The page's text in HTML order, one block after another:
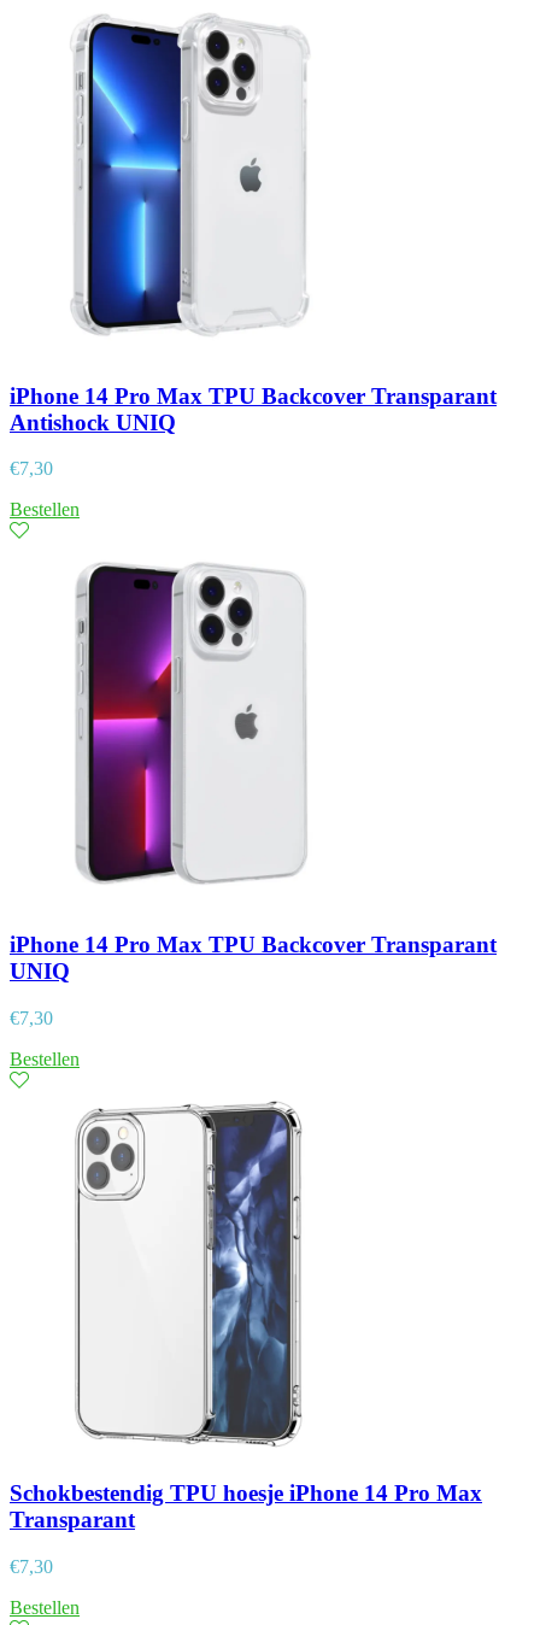
iPhone 14 Pro Max TPU Backcover Transparant
Antishock UNIQ
€7,30
Bestellen
iPhone 14 Pro Max TPU Backcover Transparant
UNIQ
€7,30
Bestellen
Schokbestendig TPU hoesje iPhone 14 Pro Max
Transparant
€7,30
Bestellen